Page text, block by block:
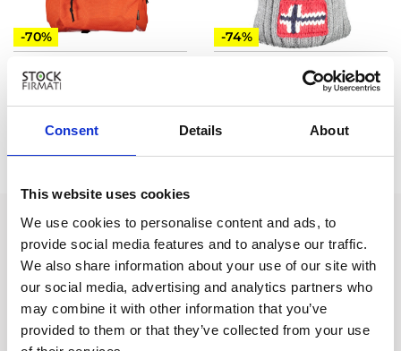
Consent Details About
This website uses cookies
We use cookies to personalise content and ads, to
provide social media features and to analyse our traffic.
We also share information about your use of our site with
our social media, advertising and analytics partners who
may combine it with other information that you’ve
provided to them or that they’ve collected from your use
-70%
Vedi Prezzo
UNI
-74%
NAPAPIJRI
Vedi Prezzo
UNI
STOCKFIRMATI
Via dei Marmorari, 94 Spilamberto (MO) Italy
Servizio Clienti
Assistenza +39 340 6062115